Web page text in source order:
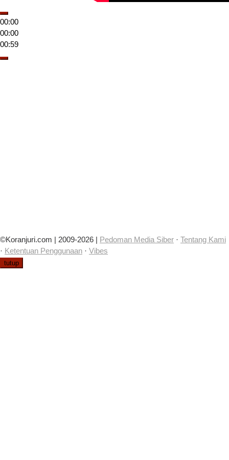
00:00
00:00
00:59
©Koranjuri.com | 2009-2026 | Pedoman Media Siber · Tentang Kami
· Ketentuan Penggunaan · Vibes
tutup